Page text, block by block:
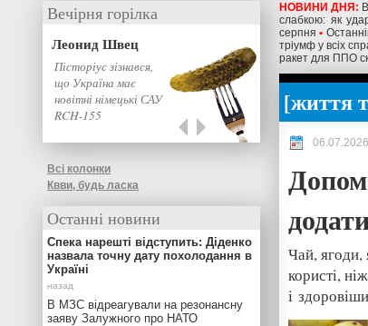
НОВИНИ ДНЯ:
слабкою: як
серпня •
тріумф у всіх
ракет для ППО
життя
06.07.2026
Чай, ягоди,
користі,
і
Вечірня горілка
Леонид Швец
Пісторіус зізнався,
що Україна має
новітні німецькі САУ
RCH-155
Всі колонки
Квви, будь ласка
Останні новини
Спека нарешті відступить: Діденко
назвала точну дату похолодання в
Україні
В МЗС відреагували на резонансну
заяву Залужного про НАТО